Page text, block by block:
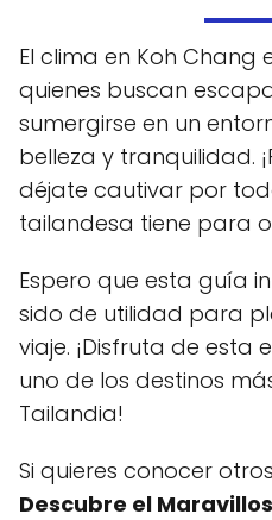
El clima en Koh
quienes buscan
sumergirse en un
belleza y tranquilidad.
déjate cautivar por
tailandesa tiene para
Espero que esta guía
sido de utilidad para
viaje. ¡Disfruta de esta
uno de los destinos
Tailandia!
Si quieres conocer
Descubre el